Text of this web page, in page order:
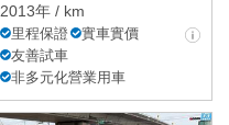
2013年 / km
里程保證
實車實價
友善試車
非多元化營業用車